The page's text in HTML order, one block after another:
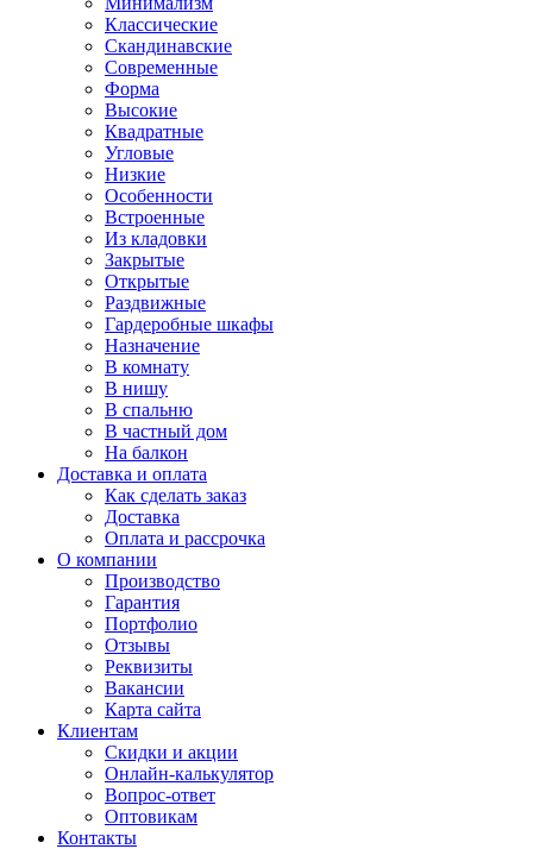
Классические
Скандинавские
Современные
Форма
Высокие
Квадратные
Угловые
Низкие
Особенности
Встроенные
Из кладовки
Закрытые
Открытые
Раздвижные
Гардеробные шкафы
Назначение
В комнату
В нишу
В спальню
В частный дом
На балкон
Доставка и оплата
Как сделать заказ
Доставка
Оплата и рассрочка
О компании
Производство
Гарантия
Портфолио
Отзывы
Реквизиты
Вакансии
Карта сайта
Клиентам
Скидки и акции
Онлайн-калькулятор
Вопрос-ответ
Оптовикам
Контакты